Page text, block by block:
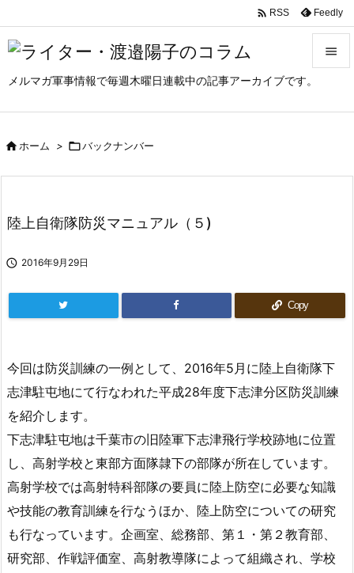
メルマガ軍事情報で毎週木曜日連載中の記事アーカイブです。

 RSS Feedly
ホーム > バックナンバー
陸上自衛隊防災マニュアル（５)
 2016年9月29日
Copy
今回は防災訓練の一例として、2016年5月に陸上自衛隊下
志津駐屯地にて行なわれた平成28年度下志津分区防災訓練
を紹介します。
下志津駐屯地は千葉市の旧陸軍下志津飛行学校跡地に位置
し、高射学校と東部方面隊隷下の部隊が所在しています。
高射学校では高射特科部隊の要員に陸上防空に必要な知識
や技能の教育訓練を行なうほか、陸上防空についての研究
も行なっています。企画室、総務部、第１・第２教育部、
研究部、作戦評価室、高射教導隊によって組織され、学校